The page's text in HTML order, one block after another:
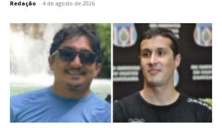
Redação - 4 de agosto de 2026